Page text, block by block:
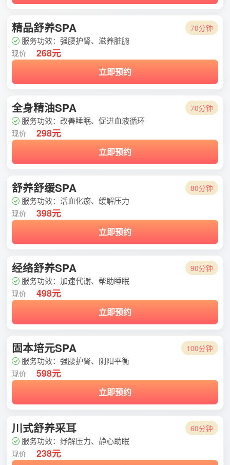
精品舒养SPA 70分钟
服务功效：强腰护肾、滋养脏腑
现价 268元
立即预约
全身精油SPA 70分钟
服务功效：改善睡眠、促进血液循环
现价 298元
立即预约
舒养舒缓SPA 80分钟
服务功效：活血化瘀、缓解压力
现价 398元
立即预约
经络舒养SPA 90分钟
服务功效：加速代谢、帮助睡眠
现价 498元
立即预约
固本培元SPA 100分钟
服务功效：强腰护肾、阴阳平衡
现价 598元
立即预约
川式舒养采耳 60分钟
服务功效：纾解压力、静心助眠
现价 238元